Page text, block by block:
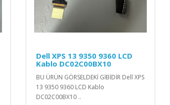
Dell XPS 13 9350 9360 LCD
Kablo DC02C00BX10
BU ÜRÜN GÖRSELDEKİ GİBİDİR Dell XPS
13 9350 9360 LCD Kablo
DC02C00BX10 ..